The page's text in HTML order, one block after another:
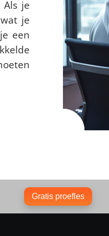
je
je
een
Gratis proefles